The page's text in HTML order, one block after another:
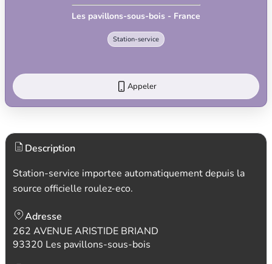
Les pavillons-sous-bois - France
Station-service
Appeler
Description
Station-service importee automatiquement depuis la
source officielle roulez-eco.
Adresse
262 AVENUE ARISTIDE BRIAND
93320 Les pavillons-sous-bois